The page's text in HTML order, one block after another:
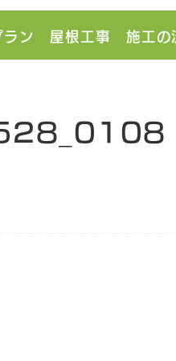
ン 屋根工事 施工の